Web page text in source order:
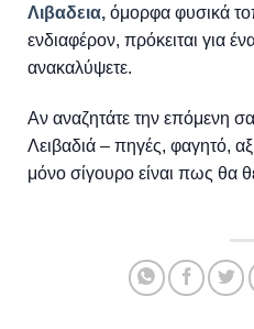
Λιβαδεια, όμορφα φυσικά
ενδιαφέρον, πρόκειται για
ανακαλύψετε.
Αν αναζητάτε την επόμενη
Λειβαδιά – πηγές, φαγητό,
μόνο σίγουρο είναι πως θα